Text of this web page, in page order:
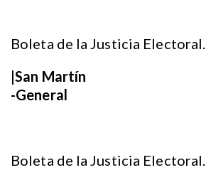
Boleta de la Justicia Electoral.
|San Martín
-General
Boleta de la Justicia Electoral.